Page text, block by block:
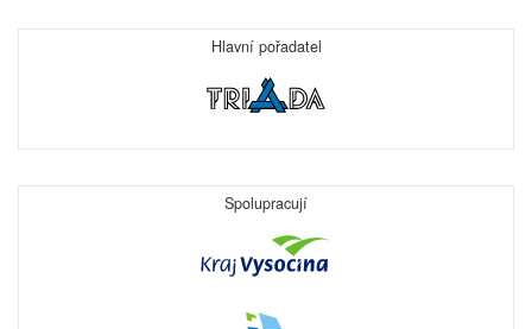
Hlavní pořadatel
Spolupracují